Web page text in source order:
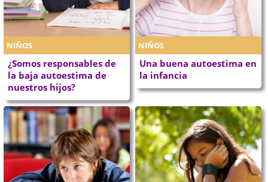
NIÑOS
¿Somos responsables de
la baja autoestima de
nuestros hijos?
NIÑOS
Una buena autoestima en
la infancia